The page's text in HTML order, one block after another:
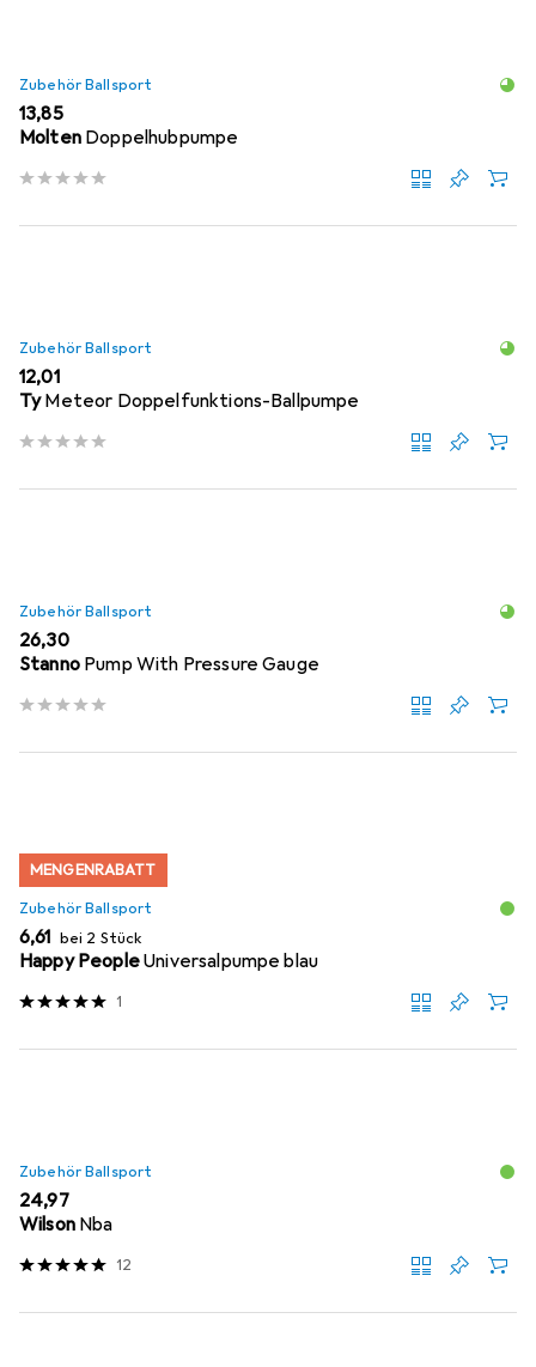
Zubehör Ballsport
EUR
13,85
Molten Doppelhubpumpe
Zubehör Ballsport
EUR
12,01
TyMeteor Doppelfunktions-Ballpumpe
Zubehör Ballsport
EUR
26,30
Stanno Pump With Pressure Gauge
MENGENRABATT
Zubehör Ballsport
EUR
6,61 bei 2 Stück
Happy PeopleUniversalpumpe blau
1
Zubehör Ballsport
EUR
24,97
Wilson Nba
12